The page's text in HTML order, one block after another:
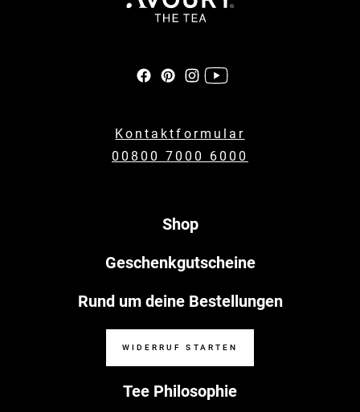
Kontaktformular
00800 7000 6000
Tee Philosophie
Shop
Geschenkgutscheine
Rund um deine Bestellungen
WIDERRUF STARTEN